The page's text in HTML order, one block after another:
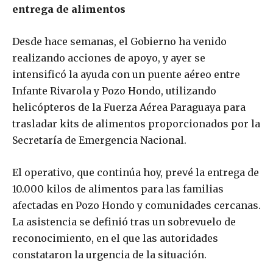
entrega de alimentos
Desde hace semanas, el Gobierno ha venido
realizando acciones de apoyo, y ayer se
intensificó la ayuda con un puente aéreo entre
Infante Rivarola y Pozo Hondo, utilizando
helicópteros de la Fuerza Aérea Paraguaya para
trasladar kits de alimentos proporcionados por la
Secretaría de Emergencia Nacional.
El operativo, que continúa hoy, prevé la entrega de
10.000 kilos de alimentos para las familias
afectadas en Pozo Hondo y comunidades cercanas.
La asistencia se definió tras un sobrevuelo de
reconocimiento, en el que las autoridades
constataron la urgencia de la situación.